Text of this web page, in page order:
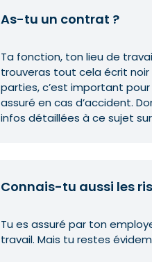
As-tu un contrat ?
Ta fonction, ton lieu de
trouveras tout cela écrit noir
parties, c’est important
assuré en cas d’accident.
infos détaillées à ce sujet sur
Connais-tu aussi les
Tu es assuré par ton
travail. Mais tu restes